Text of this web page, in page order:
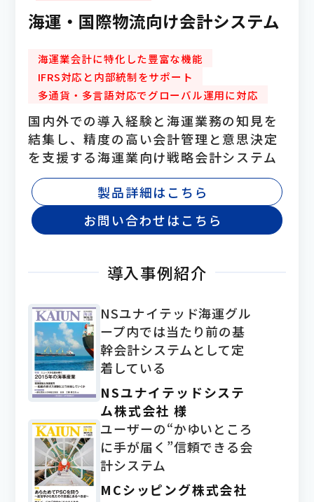
海運・国際物流向け会計システム
海運業会計に特化した豊富な機能
IFRS対応と内部統制をサポート
多通貨・多言語対応でグローバル運用に対応
国内外での導入経験と海運業務の知見を
結集し、精度の高い会計管理と意思決定
を支援する海運業向け戦略会計システム
製品詳細はこちら
お問い合わせはこちら
導入事例紹介
NSユナイテッド海運グル
ープ内では当たり前の基
幹会計システムとして定
着している
NSユナイテッドシステ
ム株式会社 様
ユーザーの“かゆいところ
に手が届く”信頼できる会
計システム
MCシッピング株式会社